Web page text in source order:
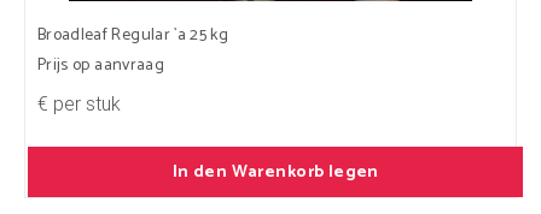
Broadleaf Regular `a 25 kg
Prijs op aanvraag
€ per stuk
In den Warenkorb legen